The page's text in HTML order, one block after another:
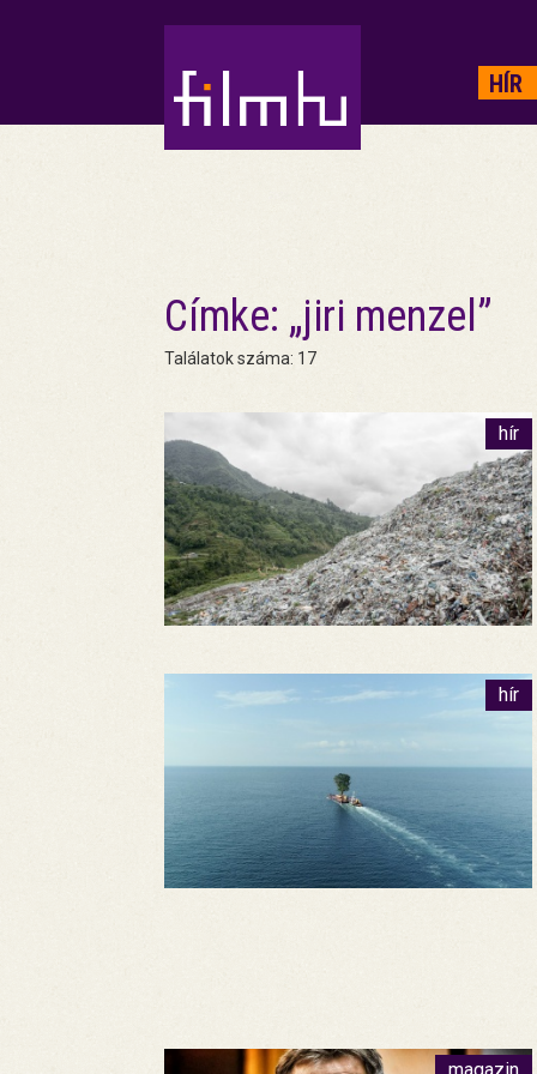
HÍR
Címke: „jiri menzel”
Találatok száma: 17
hír
hír